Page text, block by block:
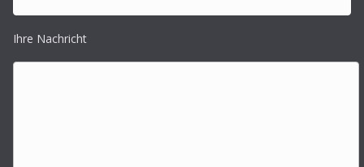
Ihre Nachricht